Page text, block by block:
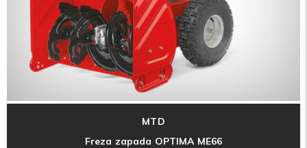
MTD
Freza zapada OPTIMA ME66